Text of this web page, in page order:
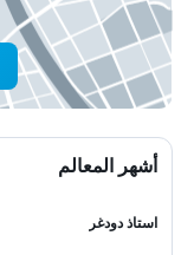
أشهر المعالم
استاذ دودغر